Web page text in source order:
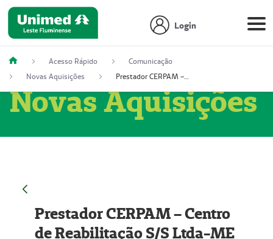
Login
Acesso Rápido
Comunicação
Novas Aquisições
Prestador CERPAM – Centro de Reabilitação S/S Ltda-ME (52004274-8)
Novas Aquisições
Prestador CERPAM – Centro
de Reabilitação S/S Ltda-ME